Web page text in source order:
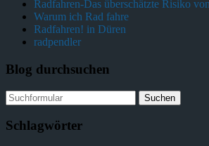
Radfahren-Das überschätzte Risiko
Warum ich Rad fahre
Radfahren! in Düren
radpendler
Blog durchsuchen
Schlagwörter